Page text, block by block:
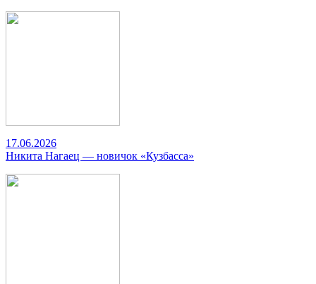
17.06.2026
Никита Нагаец — новичок «Кузбасса»